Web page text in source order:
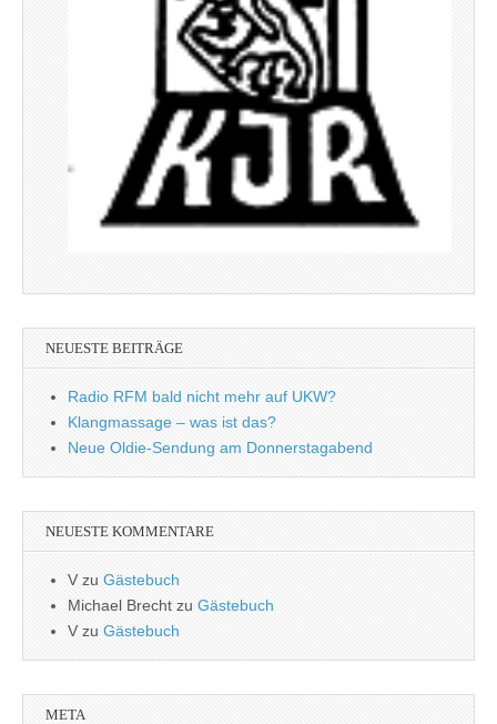
NEUESTE BEITRÄGE
Radio RFM bald nicht mehr auf UKW?
Klangmassage – was ist das?
Neue Oldie-Sendung am Donnerstagabend
NEUESTE KOMMENTARE
V zu Gästebuch
Michael Brecht zu Gästebuch
Vzu Gästebuch
META